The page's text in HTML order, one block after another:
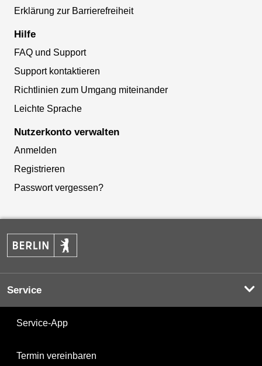
Erklärung zur Barrierefreiheit
Hilfe
FAQ und Support
Support kontaktieren
Richtlinien zum Umgang miteinander
Leichte Sprache
Nutzerkonto verwalten
Anmelden
Registrieren
Passwort vergessen?
Service
Service-App
Termin vereinbaren